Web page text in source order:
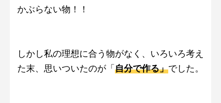
かぶらない物！！
しかし私の理想に合う物がなく、いろいろ考え
た末、思いついたのが「 自分で作る」でした。